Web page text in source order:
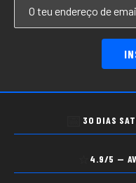
30 DIAS
4.9/5 —